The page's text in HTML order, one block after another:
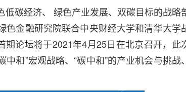
碳经济、 绿色产业发展、双碳目标的战略
金融研究院联合中央财经大学和清华大学
期论坛将于2021年4月25日在北京召开，此
和”宏观战略、“碳中和”的产业机会与挑战、